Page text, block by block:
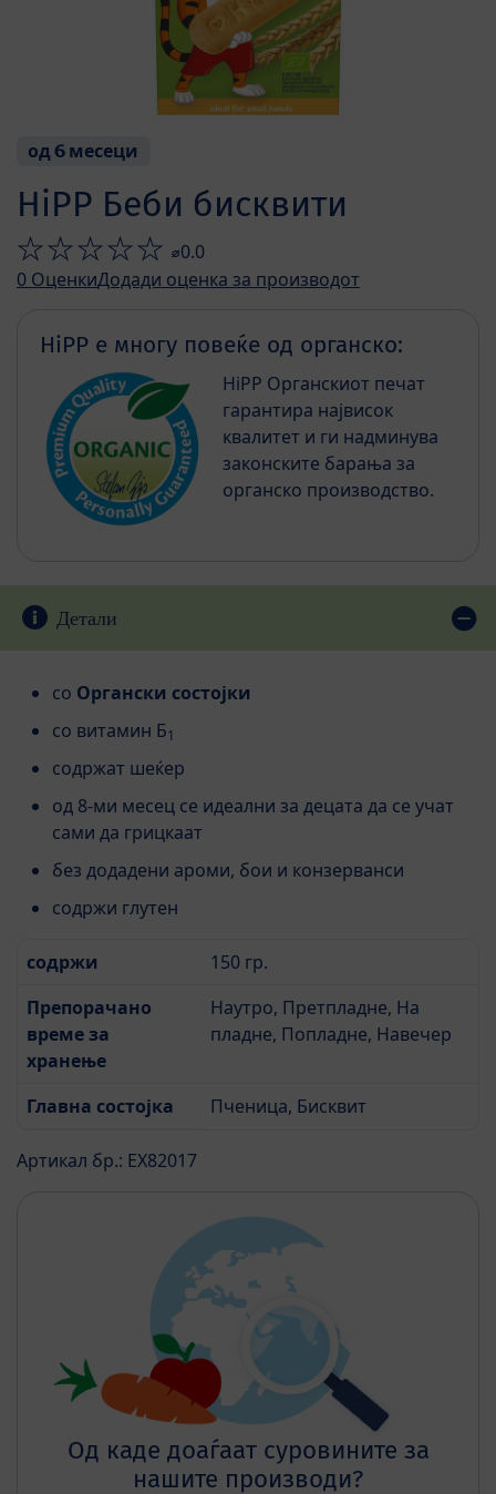
од 6 месеци
HiPP Беби бисквити
⌀0.0
0 ОценкиДодади оценка за производот
HiPP е многу повеќе од органско:
HiPP Органскиот печат
гарантира највисок
квалитет и ги надминува
законските барања за
органско производство.
Детали
со Органски состојки
со витамин Б1
содржат шеќер
од 8-ми месец се идеални за децата да се учат
сами да грицкаат
без додадени ароми, бои и конзерванси
содржи глутен
содржи
150 гр.
Препорачано
време за
хранење
Наутро, Претпладне, На
пладне, Попладне, Навечер
Главна состојка Пченица, Бисквит
Артикал бр.: EX82017
Од каде доаѓаат суровините за
нашите производи?